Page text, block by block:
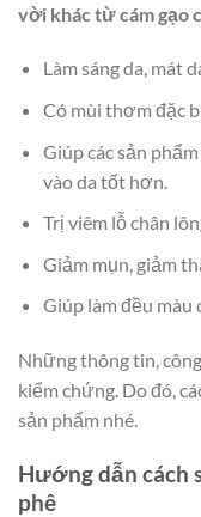
vời khác từ cám gạo
Làm sáng da, mát
Có mùi thơm đặc
Giúp các sản
vào da tốt hơn.
Trị viêm lỗ chân
Giảm mụn, giảm
Giúp làm đều màu
Những thông tin,
kiểm chứng. Do đó,
sản phẩm nhé.
Hướng dẫn cách
phê